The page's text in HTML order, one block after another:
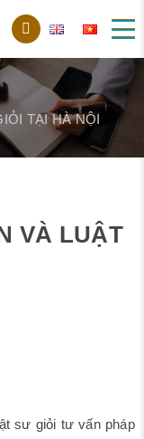
TẠI HÀ NỘI
VÀ LUẬT
sư giỏi tư vấn pháp